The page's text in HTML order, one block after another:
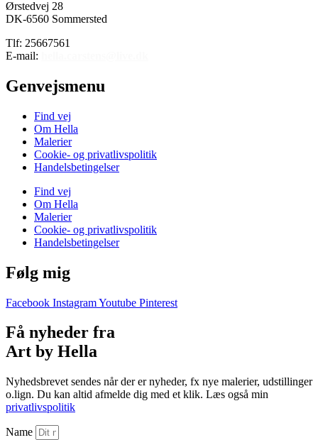
Ørstedvej 28
DK-6560 Sommersted
Tlf: 25667561
E-mail:
Genvejsmenu
Find vej
Om Hella
Malerier
Cookie- og privatlivspolitik
Handelsbetingelser
Find vej
Om Hella
Malerier
Cookie- og privatlivspolitik
Handelsbetingelser
Følg mig
Facebook InstagramYoutube Pinterest
Få nyheder fra
Art by Hella
Nyhedsbrevet sendes når der er nyheder, fx nye malerier, udstillinger
o.lign. Du kan altid afmelde dig med et klik. Læs også min
privatlivspolitik
Name